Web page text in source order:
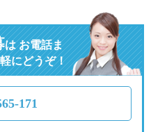
はお電話ま
にどうぞ！
171